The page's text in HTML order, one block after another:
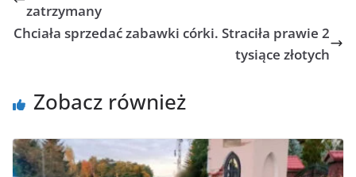
zatrzymany
Chciała sprzedać zabawki córki. Straciła prawie 2
tysiące złotych
Zobacz również